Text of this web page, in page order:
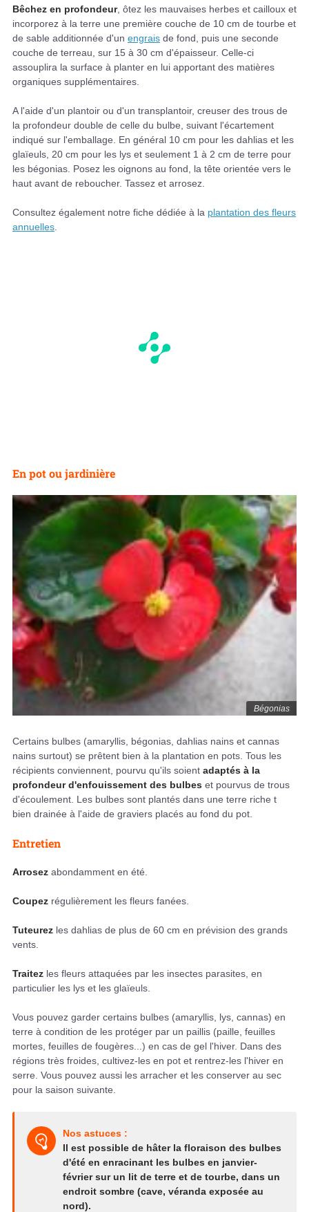
Bêchez en profondeur, ôtez les mauvaises herbes et cailloux et
incorporez à la terre une première couche de 10 cm de tourbe et
de sable additionnée d'un engrais de fond, puis une seconde
couche de terreau, sur 15 à 30 cm d'épaisseur. Celle-ci
assouplira la surface à planter en lui apportant des matières
organiques supplémentaires.
A l'aide d'un plantoir ou d'un transplantoir, creuser des trous de
la profondeur double de celle du bulbe, suivant l'écartement
indiqué sur l'emballage. En général 10 cm pour les dahlias et les
glaïeuls, 20 cm pour les lys et seulement 1 à 2 cm de terre pour
les bégonias. Posez les oignons au fond, la tête orientée vers le
haut avant de reboucher. Tassez et arrosez.
Consultez également notre fiche dédiée à la plantation des fleurs
annuelles.
En pot ou jardinière
Bégonias
Certains bulbes (amaryllis, bégonias, dahlias nains et cannas
nains surtout) se prêtent bien à la plantation en pots. Tous les
récipients conviennent, pourvu qu'ils soient adaptés à la
profondeur d'enfouissement des bulbes et pourvus de trous
d'écoulement. Les bulbes sont plantés dans une terre riche t
bien drainée à l'aide de graviers placés au fond du pot.
Entretien
Arrosez abondamment en été.
Coupez régulièrement les fleurs fanées.
Tuteurez les dahlias de plus de 60 cm en prévision des grands
vents.
Traitez les fleurs attaquées par les insectes parasites, en
particulier les lys et les glaïeuls.
Vous pouvez garder certains bulbes (amaryllis, lys, cannas) en
terre à condition de les protéger par un paillis (paille, feuilles
mortes, feuilles de fougères...) en cas de gel l'hiver. Dans des
régions très froides, cultivez-les en pot et rentrez-les l'hiver en
serre. Vous pouvez aussi les arracher et les conserver au sec
pour la saison suivante.
Nos astuces :
Il est possible de hâter la floraison des bulbes
d'été en enracinant les bulbes en janvier-
février sur un lit de terre et de tourbe, dans un
endroit sombre (cave, véranda exposée au
nord).